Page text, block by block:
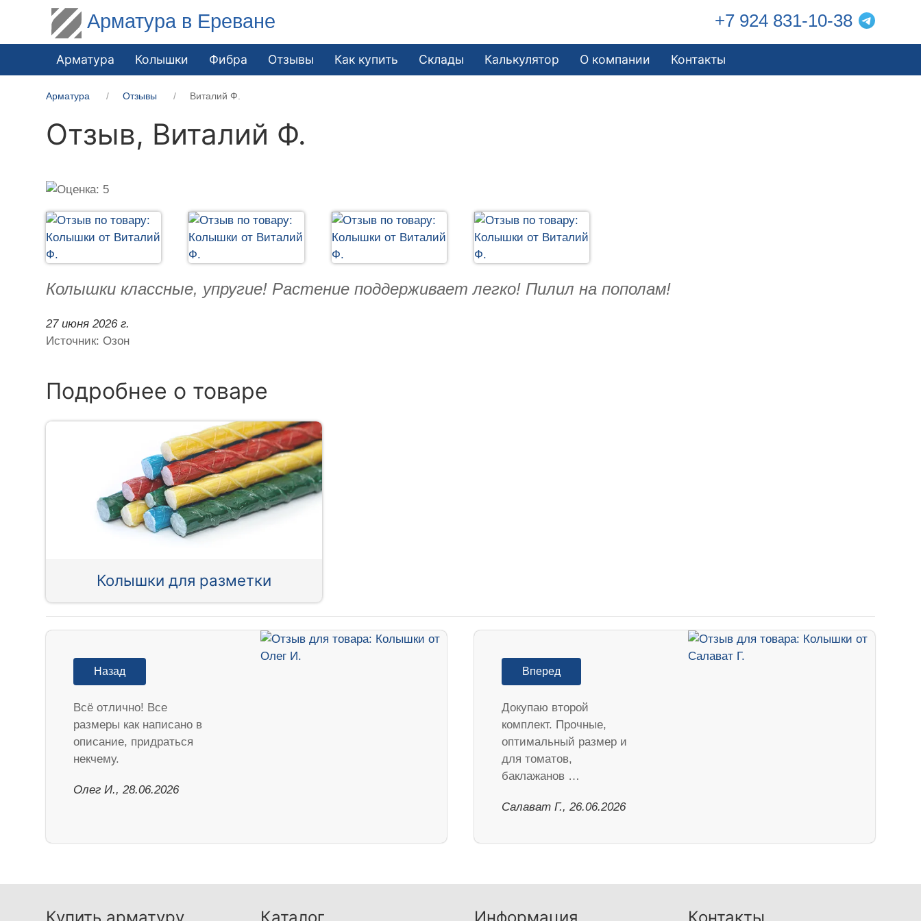
Арматура в Ереване +7 924 831-10-38
Арматура Колышки Фибра Отзывы Как купить Склады Калькулятор О компании Контакты
Арматура Отзывы Виталий Ф.
Отзыв, Виталий Ф.
Колышки классные, упругие! Растение поддерживает легко! Пилил на пополам!
27 июня 2026 г.
Источник: Озон
Подробнее о товаре
Колышки для разметки
Назад
Всё отлично! Все
размеры как написано в
описание, придраться
некчему.
Олег И., 28.06.2026
Вперед
Докупаю второй
комплект. Прочные,
оптимальный размер и
для томатов,
баклажанов …
Салават Г., 26.06.2026
Купить арматуру Каталог Информация Контакты